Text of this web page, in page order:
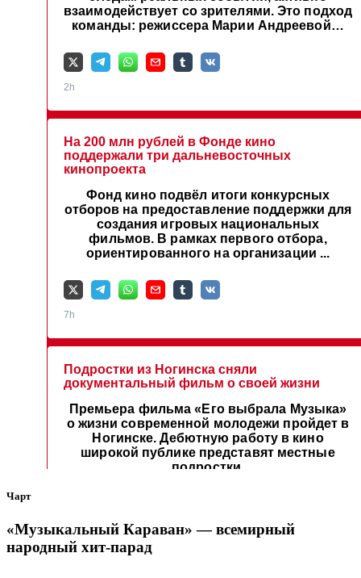
Чарт
«Музыкальный Караван» — всемирный
народный хит-парад